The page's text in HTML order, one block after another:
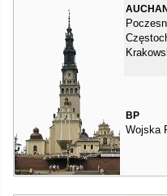
BP
Wojska